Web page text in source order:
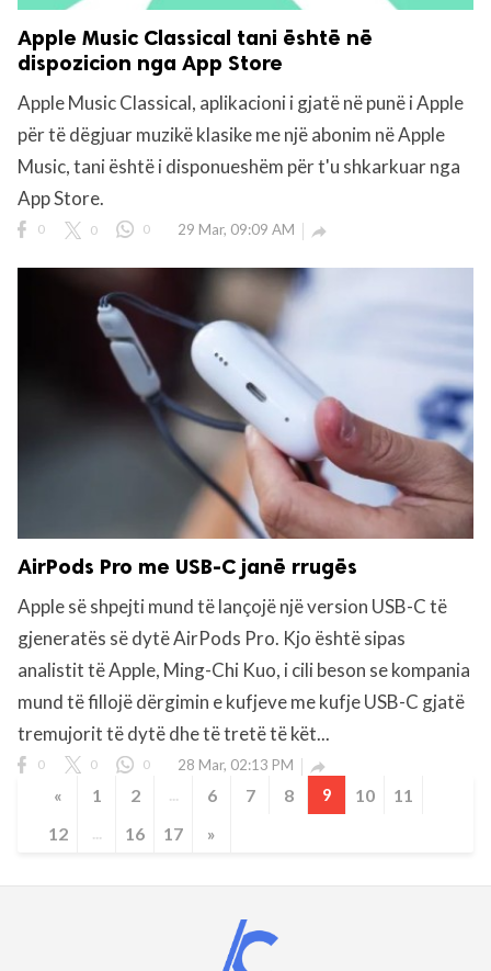
Apple Music Classical tani është në
dispozicion nga App Store
Apple Music Classical, aplikacioni i gjatë në punë i Apple
për të dëgjuar muzikë klasike me një abonim në Apple
Music, tani është i disponueshëm për t'u shkarkuar nga
App Store.
0 0 0 29 Mar, 09:09 AM 
AirPods Pro me USB-C janë rrugës
Apple së shpejti mund të lançojë një version USB-C të
gjeneratës së dytë AirPods Pro. Kjo është sipas
analistit të Apple, Ming-Chi Kuo, i cili beson se kompania
mund të fillojë dërgimin e kufjeve me kufje USB-C gjatë
tremujorit të dytë dhe të tretë të kët...
0 0 0 28 Mar, 02:13 PM 
« 1 2 ... 6 7 8 9 10
11
12
... 16 17 »